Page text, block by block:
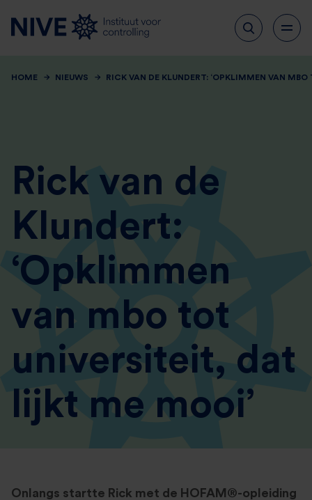
HOME NIEUWS RICK VAN DE KLUNDERT: ‘OPKLIMMEN VAN
Rick van de
Klundert:
‘Opklimmen
van mbo tot
universiteit, dat
lijkt me mooi’
Onlangs startte Rick met de HOFAM®-opleiding